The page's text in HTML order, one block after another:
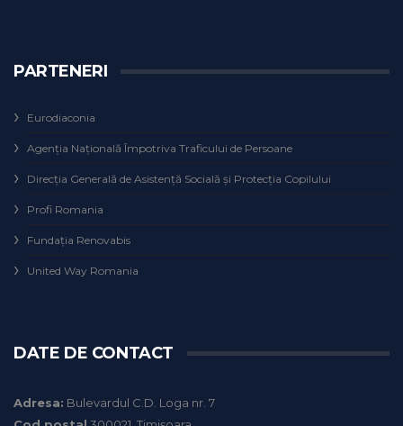
PARTENERI
Eurodiaconia
Agenţia Naţională Împotriva Traficului de Persoane
Direcţia Generală de Asistenţă Socială şi Protecţia Copilului
Profi Romania
Fundaţia Renovabis
United Way Romania
DATE DE CONTACT
Adresa: Bulevardul C.D. Loga nr. 7